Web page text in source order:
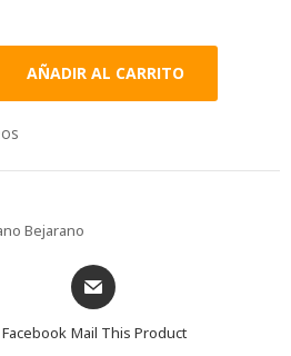
AÑADIR AL CARRITO
Bejarano
Mail This Product